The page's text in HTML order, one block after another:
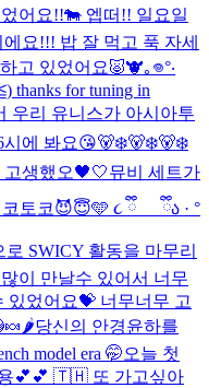
어요!!🐄 엡떠!! 일요일
요!!! 밥 잘 먹고 푹 자세
고 있었어요🐷🐮｡𖦹°‧
thanks for tuning in
우리 유니스가 아시아투
시에 봐요😘🐻‍❄️🐻‍❄️🐻‍❄️
생했오🖤🤍뮤비 세트가
토코😈😇🩵 ૮ ྀི_ _ ྀིა · °
SWICY 활동을 마무리
이 만날수 있어서 너무
있었어요💝 너무너무 고
당신의 안경윤하를
model era 🤭오늘 첫
💕💕 🇹🇭 또 가고싶아